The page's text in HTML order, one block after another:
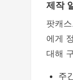
제작
팟캐
에게
대해
주